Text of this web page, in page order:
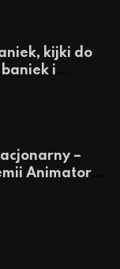
kijki do
i
–
Animatora